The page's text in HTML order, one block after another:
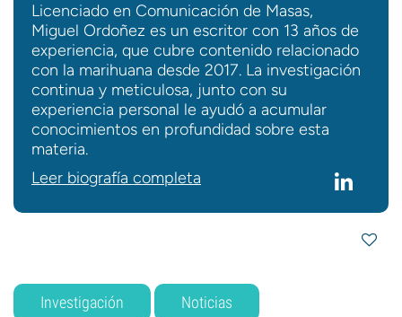
Licenciado en Comunicación de Masas,
Miguel Ordoñez es un escritor con 13 años de
experiencia, que cubre contenido relacionado
con la marihuana desde 2017. La investigación
continua y meticulosa, junto con su
experiencia personal le ayudó a acumular
conocimientos en profundidad sobre esta
materia.
Leer biografía completa
Investigación Noticias